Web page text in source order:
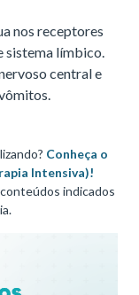
nos receptores
sistema límbico.
central e
Conheça o
Intensiva)!
indicados